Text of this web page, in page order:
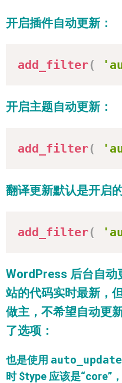
开启插件自动更新：
add_filter(
开启主题自动更新：
add_filter(
翻译更新默认是开启
add_filter(
WordPress 后台自动
站的代码实时最新，
做主，不希望自动更
了选项：
也是使用
时 $type 应该是“core”